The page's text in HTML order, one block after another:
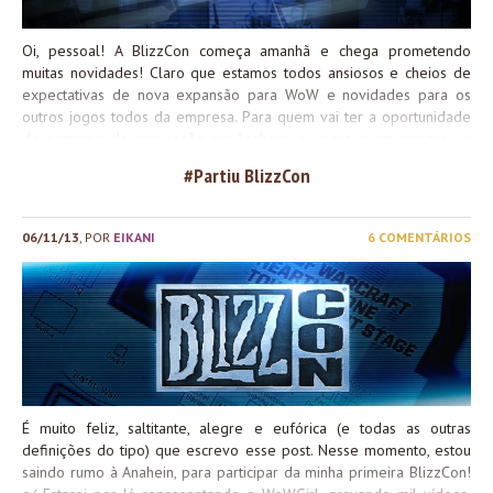
Oi, pessoal! A BlizzCon começa amanhã e chega prometendo
muitas novidades! Claro que estamos todos ansiosos e cheios de
expectativas de nova expansão para WoW e novidades para os
outros jogos todos da empresa. Para quem vai ter a oportunidade
trouxemos a programação de cada um dos palcos. Confira! Sexta-
infelizmente você não puder acompanhar a convenção por nenhum
desses dois meios, não tem problema! Não precisa ficar triste… A
gente vai fazer a cobertura completa para você, aqui pelo site e
pela nossa fanpage no Facebook. Fique de olho! :*
#Partiu BlizzCon
06/11/13, POR EIKANI 6 COMENTÁRIOS
É muito feliz, saltitante, alegre e eufórica (e todas as outras
definições do tipo) que escrevo esse post. Nesse momento, estou
saindo rumo à Anahein, para participar da minha primeira BlizzCon!